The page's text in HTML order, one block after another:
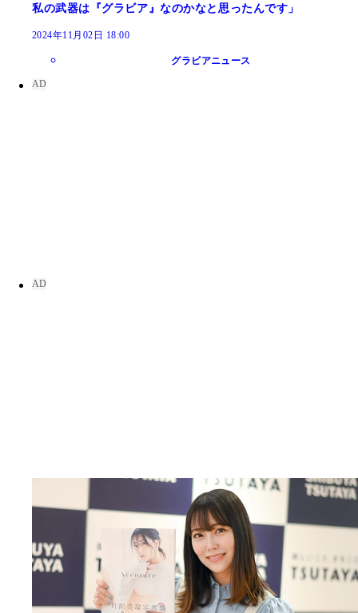
私の武器は『グラビア』なのかなと思ったんです」
2024年11月02日 18:00
グラビアニュース